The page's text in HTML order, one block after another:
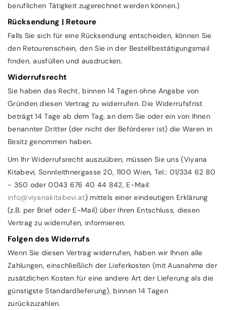
beruflichen Tätigkeit zugerechnet werden können.)
Rücksendung | Retoure
Falls Sie sich für eine Rücksendung entscheiden, können Sie
den Retourenschein, den Sie in der Bestellbestätigungsmail
finden, ausfüllen und ausdrucken.
Widerrufsrecht
Sie haben das Recht, binnen 14 Tagen ohne Angabe von
Gründen diesen Vertrag zu widerrufen. Die Widerrufsfrist
beträgt 14 Tage ab dem Tag, an dem Sie oder ein von Ihnen
benannter Dritter (der nicht der Beförderer ist) die Waren in
Besitz genommen haben.
Um Ihr Widerrufsrecht auszuüben, müssen Sie uns (Viyana
Kitabevi, Sonnleithnergasse 20, 1100 Wien, Tel.: 01/334 62 80
- 350 oder 0043 676 40 44 842, E-Mail:
info@viyanakitabevi.at) mittels einer eindeutigen Erklärung
(z.B. per Brief oder E-Mail) über Ihren Entschluss, diesen
Vertrag zu widerrufen, informieren.
Folgen des Widerrufs
Wenn Sie diesen Vertrag widerrufen, haben wir Ihnen alle
Zahlungen, einschließlich der Lieferkosten (mit Ausnahme der
zusätzlichen Kosten für eine andere Art der Lieferung als die
günstigste Standardlieferung), binnen 14 Tagen
zurückzuzahlen.